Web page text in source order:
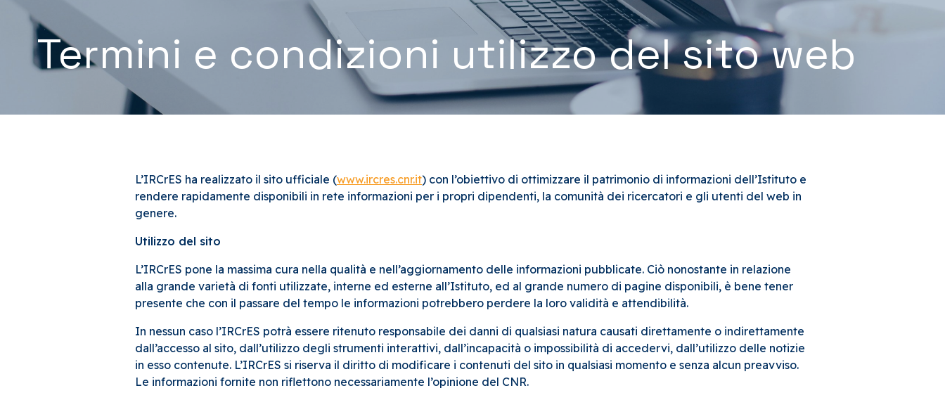
Termini e condizioni utilizzo del sito web
L’IRCrES ha realizzato il sito ufficiale (www.ircres.cnr.it) con l’obiettivo di ottimizzare il patrimonio di informazioni dell’Istituto e
rendere rapidamente disponibili in rete informazioni per i propri dipendenti, la comunità dei ricercatori e gli utenti del web in
genere.
Utilizzo del sito
L’IRCrES pone la massima cura nella qualità e nell’aggiornamento delle informazioni pubblicate. Ciò nonostante in relazione
alla grande varietà di fonti utilizzate, interne ed esterne all’Istituto, ed al grande numero di pagine disponibili, è bene tener
presente che con il passare del tempo le informazioni potrebbero perdere la loro validità e attendibilità.
In nessun caso l’IRCrES potrà essere ritenuto responsabile dei danni di qualsiasi natura causati direttamente o indirettamente
dall’accesso al sito, dall’utilizzo degli strumenti interattivi, dall’incapacità o impossibilità di accedervi, dall’utilizzo delle notizie
in esso contenute. L’IRCrES si riserva il diritto di modificare i contenuti del sito in qualsiasi momento e senza alcun preavviso.
Le informazioni fornite non riflettono necessariamente l’opinione del CNR.